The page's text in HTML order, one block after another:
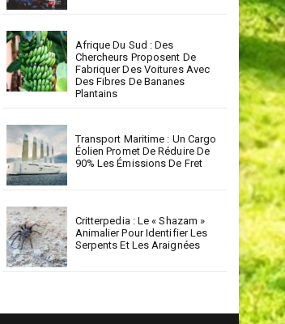
Afrique Du Sud : Des
Chercheurs Proposent De
Fabriquer Des Voitures Avec
Des Fibres De Bananes
Plantains
Transport Maritime : Un Cargo
Éolien Promet De Réduire De
90% Les Émissions De Fret
Critterpedia : Le « Shazam »
Animalier Pour Identifier Les
Serpents Et Les Araignées